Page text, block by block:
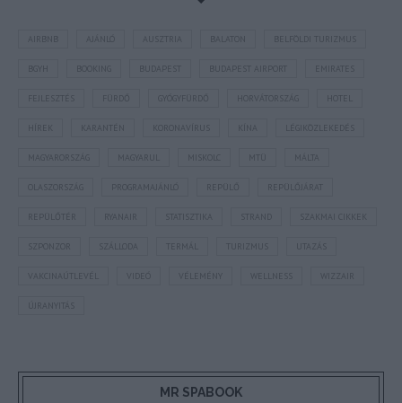
AUSZTRIA BALATON BELFÖLDI TURIZMUS
BUDAPEST BUDAPEST AIRPORT EMIRATES
FEJLESZTÉS HORVÁTORSZÁG HOTEL
KARANTÉN LÉGIKÖZLEKEDÉS
MAGYARORSZÁG MTÜ MÁLTA
OLASZORSZÁG REPÜLŐJÁRAT
REPÜLŐTÉR STATISZTIKA STRAND SZAKMAI CIKKEK
SZPONZOR SZÁLLODA TERMÁL TURIZMUS UTAZÁS
VAKCINAÚTLEVÉL WIZZAIR
ÚJRANYITÁS
MR SPABOOK